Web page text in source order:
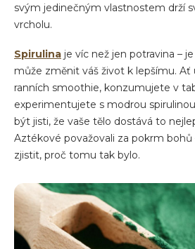
svým jedinečným vlastnostem drží
vrcholu.
Spirulina je víc než jen potravina –
může změnit váš život k lepšímu. Ať
ranních smoothie, konzumujete v
experimentujete s modrou
být jisti, že vaše tělo dostává to
Aztékové považovali za pokrm bohů
zjistit, proč tomu tak bylo.